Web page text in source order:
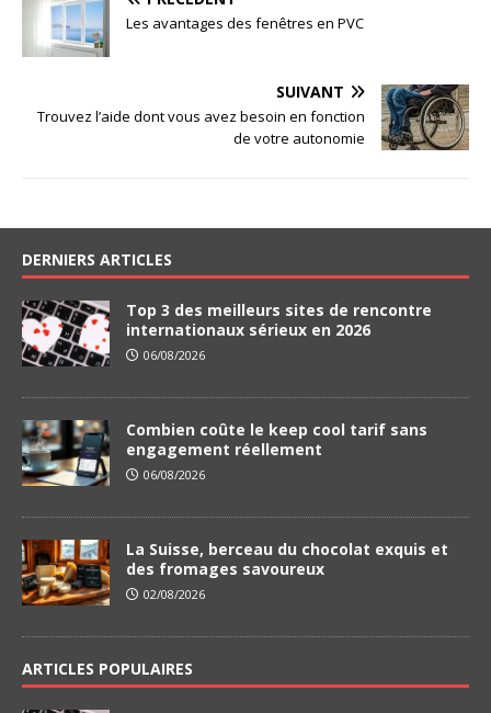
Les avantages des fenêtres en PVC
SUIVANT
Trouvez l’aide dont vous avez besoin en fonction
de votre autonomie
DERNIERS ARTICLES
Top 3 des meilleurs sites de rencontre
internationaux sérieux en 2026
06/08/2026
Combien coûte le keep cool tarif sans
engagement réellement
06/08/2026
La Suisse, berceau du chocolat exquis et
des fromages savoureux
02/08/2026
ARTICLES POPULAIRES